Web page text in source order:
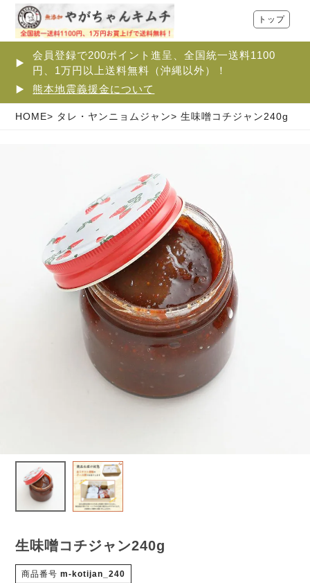
会員登録で200ポイント進呈、全国統一送料1100
円、1万円以上送料無料（沖縄以外）！
熊本地震義援金について
トップ
HOME タレ・ヤンニョムジャン 生味噌コチジャン240g
生味噌コチジャン240g
商品番号 m-kotijan_240